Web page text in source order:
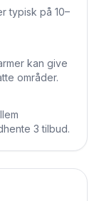
typisk på 10–
kan give
områder.
3 tilbud.